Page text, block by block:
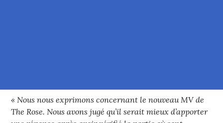
« Nous nous exprimons concernant le nouveau MV de
The Rose. Nous avons jugé qu’il serait mieux d’apporter